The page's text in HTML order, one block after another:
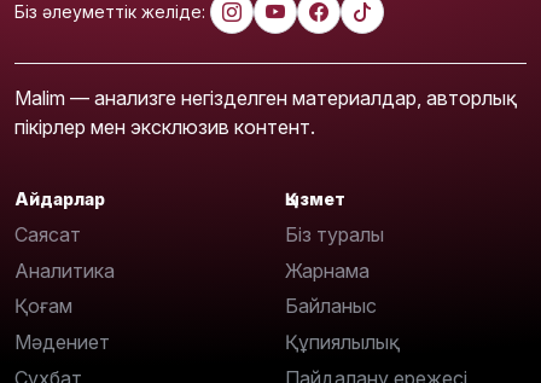
Біз әлеуметтік желіде:
Malim — анализге негізделген материалдар, авторлық
пікірлер мен эксклюзив контент.
Айдарлар
Саясат
Аналитика
Қоғам
Мәдениет
Сұхбат
Қызмет
Біз туралы
Жарнама
Байланыс
Құпиялылық
Пайдалану ережесі